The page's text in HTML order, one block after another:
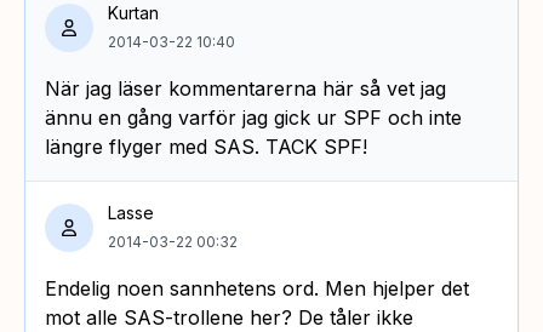
Kurtan
2014-03-22 10:40
När jag läser kommentarerna här så vet jag
ännu en gång varför jag gick ur SPF och inte
längre flyger med SAS. TACK SPF!
Lasse
2014-03-22 00:32
Endelig noen sannhetens ord. Men hjelper det
mot alle SAS-trollene her? De tåler ikke